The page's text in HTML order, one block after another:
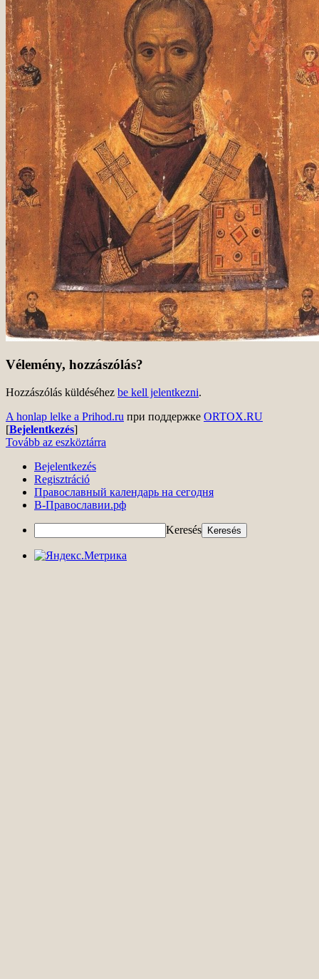
Vélemény, hozzászólás?
Hozzászólás küldéséhez be kell jelentkezni.
A honlap lelke a Prihod.ru при поддержке ORTOX.RU
[Bejelentkezés]
Tovább az eszköztárra
Bejelentkezés
Regisztráció
Православный календарь на сегодня
В-Православии.рф
Keresés